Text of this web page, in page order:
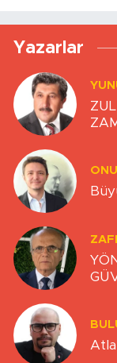
Yazarlar